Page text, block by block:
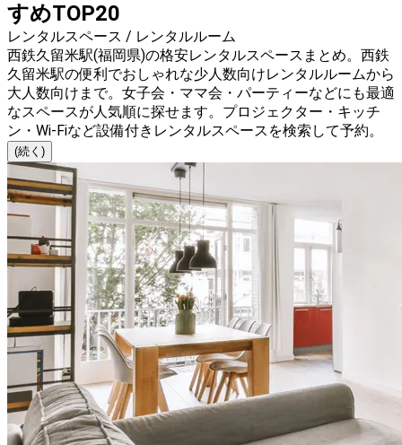
すめTOP20
レンタルスペース / レンタルルーム
西鉄久留米駅(福岡県)の格安レンタルスペースまとめ。西鉄
久留米駅の便利でおしゃれな少人数向けレンタルルームから
大人数向けまで。女子会・ママ会・パーティーなどにも最適
なスペースが人気順に探せます。プロジェクター・キッチ
ン・Wi-Fiなど設備付きレンタルスペースを検索して予約。
(続く)